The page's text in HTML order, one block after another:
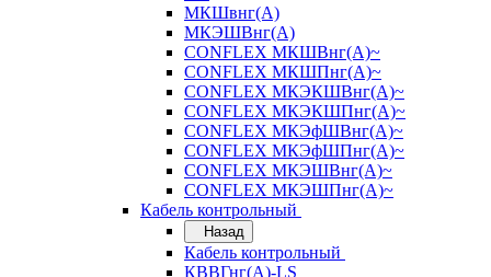
МКШвнг(А)
МКЭШВнг(А)
CONFLEX МКШВнг(А)~
CONFLEX МКШПнг(А)~
CONFLEX МКЭКШВнг(А)~
CONFLEX МКЭКШПнг(А)~
CONFLEX МКЭфШВнг(А)~
CONFLEX МКЭфШПнг(А)~
CONFLEX МКЭШВнг(А)~
CONFLEX МКЭШПнг(А)~
Кабель контрольный
Назад
Кабель контрольный
КВВГнг(А)-LS